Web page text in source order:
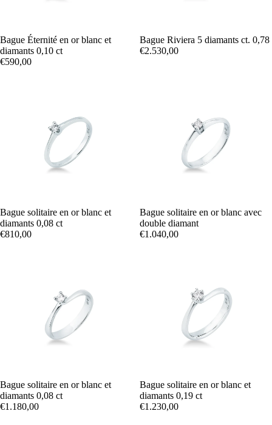
Bague Éternité en or blanc et
diamants 0,10 ct
€590,00
Bague Riviera 5 diamants ct. 0,78
€2.530,00
Bague solitaire en or blanc et
diamants 0,08 ct
€810,00
Bague solitaire en or blanc avec
double diamant
€1.040,00
Bague solitaire en or blanc et
diamants 0,08 ct
€1.180,00
Bague solitaire en or blanc et
diamants 0,19 ct
€1.230,00